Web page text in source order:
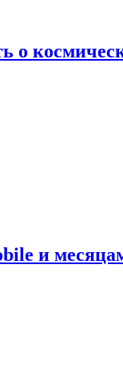
о
и